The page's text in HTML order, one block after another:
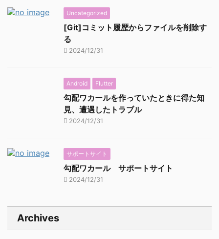
Uncategorized
[Git]コミット履歴からファイルを削除す
る
2024/12/31
Android Flutter
勾配ワカールを作っていたときに得た知
見、遭遇したトラブル
2024/12/31
サポートサイト
勾配ワカール サポートサイト
2024/12/31
Archives